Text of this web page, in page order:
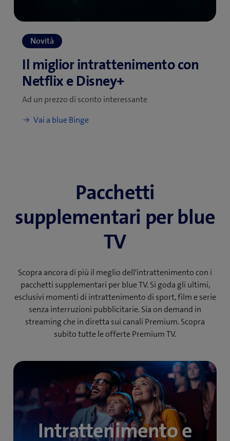
Ad un prezzo di sconto interessante
Pacchetti
supplementari per blue
TV
Scopra ancora di più il meglio dell'intrattenimento con i
pacchetti supplementari per blue TV. Si goda gli ultimi,
esclusivi momenti di intrattenimento di sport, film e serie
senza interruzioni pubblicitarie. Sia on demand in
streaming che in diretta sui canali Premium. Scopra
subito tutte le offerte Premium TV.
Intrattenimento e